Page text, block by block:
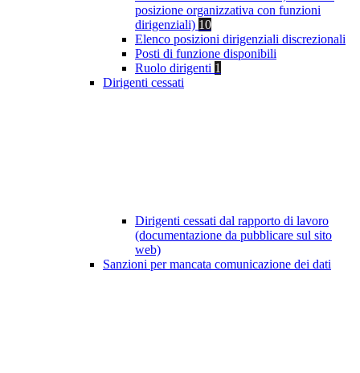
posizione organizzativa con funzioni
dirigenziali) 10
Elenco posizioni dirigenziali discrezionali
Posti di funzione disponibili
Ruolo dirigenti 1
Dirigenti cessati
Dirigenti cessati dal rapporto di lavoro
(documentazione da pubblicare sul sito
web)
Sanzioni per mancata comunicazione dei dati